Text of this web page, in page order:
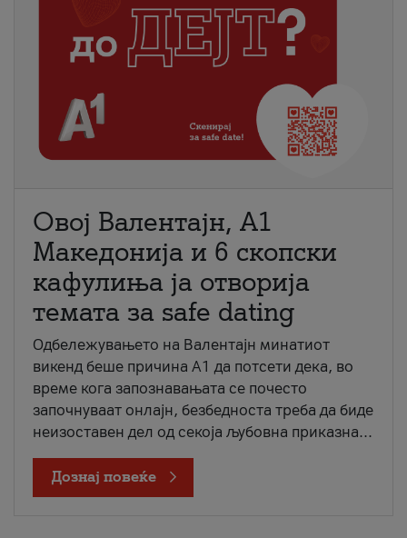
Овој Валентајн, A1
Македонија и 6 скопски
кафулиња ја отворија
темата за safe dating
Одбележувањето на Валентајн минатиот
викенд беше причина А1 да потсети дека, во
време кога запознавањата се почесто
започнуваат онлајн, безбедноста треба да биде
неизоставен дел од секоја љубовна приказна...
Дознај повеќе